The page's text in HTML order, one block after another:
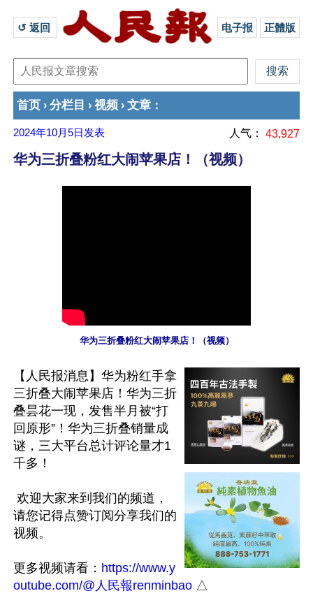
↺ 返回 电子报 正體版
首页 › 分栏目 › 视频 › 文章 ：
2024年10月5日 发表 人气： 43,927
华为三折叠粉红大闹苹果店！（视频）
华为三折叠粉红大闹苹果店！（视频）
【人民报消息】华为粉红手拿
三折叠大闹苹果店！华为三折
叠昙花一现，发售半月被“打
回原形”！华为三折叠销量成
谜，三大平台总计评论量才1
千多！
请您记得点赞订阅分享我们的
视频。
更多视频请看： https://www.y
outube.com/@人民報renminbao